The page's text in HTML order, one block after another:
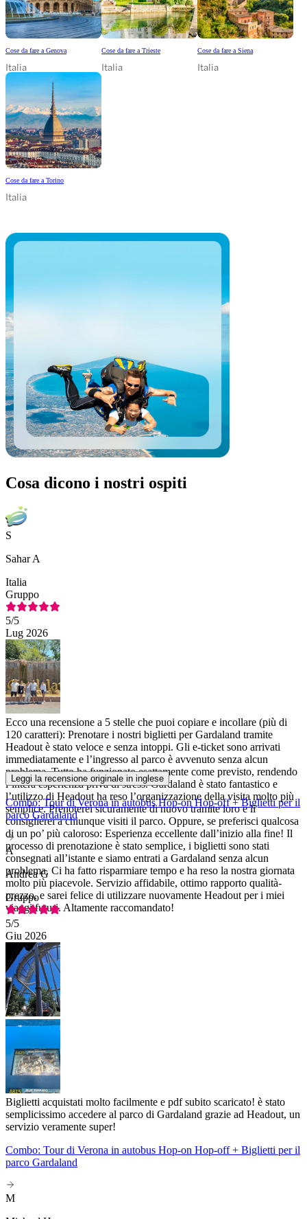
Cose da fare a Genova
Italia
Cose da fare a Trieste
Italia
Cose da fare a Siena
Italia
Cose da fare a Torino
Italia
Cosa dicono i nostri ospiti
S
Sahar A
Italia
Gruppo
5/5
Lug 2026
Ecco una recensione a 5 stelle che puoi copiare e incollare (più di
120 caratteri): Prenotare i nostri biglietti per Gardaland tramite
Headout è stato veloce e senza intoppi. Gli e-ticket sono arrivati
immediatamente e l’ingresso al parco è avvenuto senza alcun
problema. Tutto ha funzionato esattamente come previsto, rendendo
l’intera esperienza priva di stress. Gardaland è stato fantastico e
l’utilizzo di Headout ha reso l’organizzazione della visita molto più
semplice. Prenoterei sicuramente di nuovo tramite loro e li
consiglierei a chiunque visiti il parco. Oppure, se preferisci qualcosa
di un po’ più caloroso: Esperienza eccellente dall’inizio alla fine! Il
processo di prenotazione è stato semplice, i biglietti sono stati
consegnati all’istante e siamo entrati a Gardaland senza alcun
problema. Ci ha fatto risparmiare tempo e ha reso la nostra giornata
molto più piacevole. Servizio affidabile, ottimo rapporto qualità-
prezzo, e sarei felice di utilizzare nuovamente Headout per i miei
viaggi futuri. Altamente raccomandato!
Leggi la recensione originale in inglese
Combo: Tour di Verona in autobus Hop-on Hop-off + Biglietti per il
parco Gardaland
A
Andrea G
Gruppo
5/5
Giu 2026
Biglietti acquistati molto facilmente e pdf subito scaricato! è stato
semplicissimo accedere al parco di Gardaland grazie ad Headout, un
servizio veramente super!
Combo: Tour di Verona in autobus Hop-on Hop-off + Biglietti per il
parco Gardaland
M